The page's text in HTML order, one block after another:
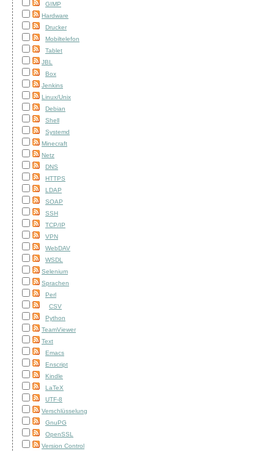
GIMP
Hardware
Drucker
Mobiltelefon
Tablet
JBL
Box
Jenkins
Linux/Unix
Debian
Shell
Systemd
Minecraft
Netz
DNS
HTTPS
LDAP
SOAP
SSH
TCP/IP
VPN
WebDAV
WSDL
Selenium
Sprachen
Perl
CSV
Python
TeamViewer
Text
Emacs
Enscript
Kindle
LaTeX
UTF-8
Verschlüsselung
GnuPG
OpenSSL
Version Control